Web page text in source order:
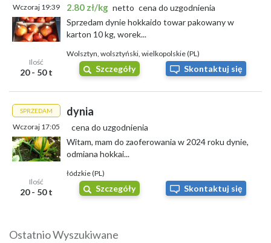
Wczoraj 19:39
Ilość
20 - 50 t
2.80 zł/kg netto cena do uzgodnienia
Sprzedam dynie hokkaido towar pakowany w
karton 10 kg, worek...
Wolsztyn, wolsztyński, wielkopolskie (PL)
Szczegóły Skontaktuj się
SPRZEDAM
Wczoraj 17:05
Ilość
20 - 50 t
dynia
cena do uzgodnienia
Witam, mam do zaoferowania w 2024 roku dynie,
odmiana hokkai...
łódzkie (PL)
Szczegóły Skontaktuj się
Ostatnio Wyszukiwane